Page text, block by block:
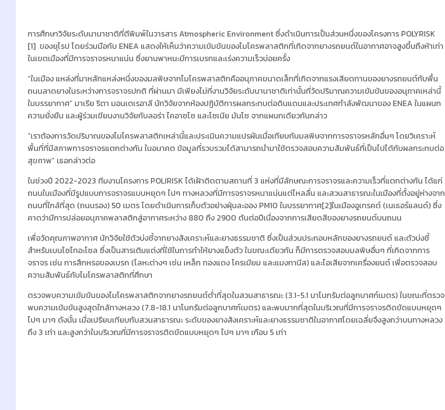
การศึกษาวิจัยระดับนานาชาติที่ตีพิมพ์ในวารสาร Atmospheric Environment ซึ่งดำเนินการเป็นส่วนหนึ่งของโครงการ POLYRISK
[1] ของยุโรป โดยร่วมมือกับ ENEA แสดงให้เห็นว่าความเข้มข้นของไมโครพลาสติกที่เกิดจากยางรถยนต์ในอากาศอาจสูงขึ้นถึงห้าเท่า
ในเขตเมืองที่มีการจราจรหนาแน่น ซึ่งยานพาหนะมีการเบรกและเร่งความเร็วบ่อยครั้ง
“ในเมือง แหล่งที่มาหลักแหล่งหนึ่งของมลพิษจากไมโครพลาสติกคืออนุภาคขนาดเล็กที่เกิดจากแรงเสียดทานของยางรถยนต์กับพื้น
ถนนลาดยางในระหว่างการจราจรปกติ ที่ผ่านมา มีเพียงไม่กี่งานวิจัยระดับนานาชาติเท่านั้นที่วัดปริมาณความเข้มข้นของอนุภาคเหล่านี้
ในบรรยากาศ” มาเรีย ริตา มอนเตเรอาลี นักวิจัยจากห้องปฏิบัติการผลกระทบต่อดินแดนและประเทศกำลังพัฒนาของ ENEA ในแผนก
ความยั่งยืน และผู้ร่วมเขียนงานวิจัยกับลอร่า ไคอาซโซ และโซเนีย มันโซ จากแผนกเดียวกันกล่าว
“เราต้องการวัดปริมาณของไมโครพลาสติกเหล่านี้และประเมินความแปรผันเมื่อเทียบกับมลพิษจากการจราจรหลักอื่นๆ โดยวิเคราะห์
พื้นที่ที่มีสภาพการจราจรแตกต่างกัน ในอนาคต ข้อมูลที่รวบรวมได้สามารถนำมาใช้ตรวจสอบความสัมพันธ์ที่เป็นไปได้กับผลกระทบต่อ
สุขภาพ” เธอกล่าวต่อ
ในช่วงปี 2022-2023 ทีมงานโครงการ POLIRISK ได้เฝ้าติดตามสถานที่ 3 แห่งที่มีลักษณะการจราจรและความเร็วที่แตกต่างกัน ได้แก่
ถนนในเมืองที่มีรูปแบบการจราจรแบบหยุดๆ ไปๆ ทางหลวงที่มีการจราจรหนาแน่นแต่ไหลลื่น และสวนสาธารณะในเมืองที่ตั้งอยู่ห่างจาก
ถนนที่ใกล้ที่สุด (ถนนรอง) 50 เมตร โดยดำเนินการเก็บตัวอย่างฝุ่นละออง PM10 ในบรรยากาศ[2]ในเมืองอูเทรคต์ (เนเธอร์แลนด์) ซึ่ง
คาดว่ามีการปล่อยอนุภาคพลาสติกสู่อากาศระหว่าง 880 ถึง 2900 ตันต่อปีเนื่องจากการเสียดสีของยางรถยนต์บนถนน
เพื่อวัดคุณภาพอากาศ นักวิจัยใช้ตัวบ่งชี้จากยางสังเคราะห์และยางธรรมชาติ ซึ่งเป็นส่วนประกอบหลักของยางรถยนต์ และตัวบ่งชี้
สำหรับเบนโซไทอะโซล ซึ่งเป็นสารเติมแต่งที่ใช้ในการทำให้ยางแข็งตัว ในขณะเดียวกัน ก็มีการตรวจสอบมลพิษอื่นๆ ที่เกิดจากการ
จราจร เช่น การสึกหรอของเบรก (โลหะต่างๆ เช่น เหล็ก ทองแดง โครเมียม และแมงกานีส) และไอเสียจากเครื่องยนต์ เพื่อตรวจสอบ
ความสัมพันธ์กับไมโครพลาสติกที่ศึกษา
ตรวจพบความเข้มข้นของไมโครพลาสติกจากยางรถยนต์ต่ำที่สุดในสวนสาธารณะ (3.1-5.1 นาโนกรัมต่อลูกบาศก์เมตร) ในขณะที่ตรวจ
พบความเข้มข้นสูงสุดใกล้ทางหลวง (7.8-18.1 นาโนกรัมต่อลูกบาศก์เมตร) และพบมากที่สุดในบริเวณที่มีการจราจรติดขัดแบบหยุดๆ
ไปๆ มาๆ ดังนั้น เมื่อเปรียบเทียบกับสวนสาธารณะ ระดับของยางสังเคราะห์และยางธรรมชาติในอากาศโดยเฉลี่ยจึงสูงกว่าบนทางหลวง
ถึง 3 เท่า และสูงกว่าในบริเวณที่มีการจราจรติดขัดแบบหยุดๆ ไปๆ มาๆ เกือบ 5 เท่า